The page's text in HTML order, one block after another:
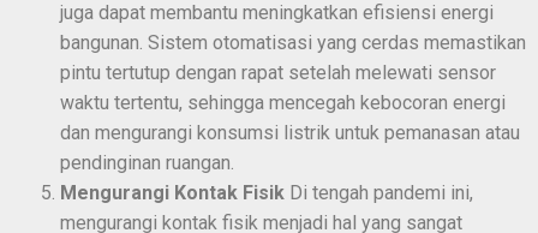
juga dapat membantu meningkatkan efisiensi energi
bangunan. Sistem otomatisasi yang cerdas memastikan
pintu tertutup dengan rapat setelah melewati sensor
waktu tertentu, sehingga mencegah kebocoran energi
dan mengurangi konsumsi listrik untuk pemanasan atau
pendinginan ruangan.
Mengurangi Kontak Fisik Di tengah pandemi ini,
mengurangi kontak fisik menjadi hal yang sangat